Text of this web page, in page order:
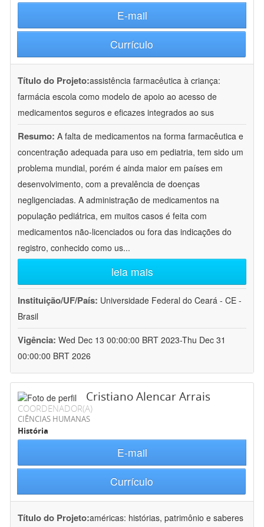
E-mail
Currículo
Título do Projeto:assistência farmacêutica à criança:
farmácia escola como modelo de apoio ao acesso de
medicamentos seguros e eficazes integrados ao sus
Resumo: A falta de medicamentos na forma farmacêutica e
concentração adequada para uso em pediatria, tem sido um
problema mundial, porém é ainda maior em países em
desenvolvimento, com a prevalência de doenças
negligenciadas. A administração de medicamentos na
população pediátrica, em muitos casos é feita com
medicamentos não-licenciados ou fora das indicações do
registro, conhecido como us...
leia mais
Instituição/UF/País: Universidade Federal do Ceará - CE -
Brasil
Vigência: Wed Dec 13 00:00:00 BRT 2023-Thu Dec 31
00:00:00 BRT 2026
Cristiano Alencar Arrais
COORDENADOR(A)
CIÊNCIAS HUMANAS
História
E-mail
Currículo
Título do Projeto:américas: histórias, patrimônio e saberes